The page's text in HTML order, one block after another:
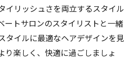
イリッシュさを両立するスタイル
ートサロンのスタイリストと一緒
タイルに最適なヘアデザインを見
り楽しく、快適に過ごしましょ